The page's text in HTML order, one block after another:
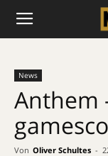
News
Anthem
Von Oliver Schultes -